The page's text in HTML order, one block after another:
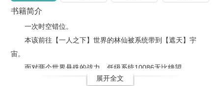
书籍简介
一次时空错位。
本该前往【一人之下】世界的林仙被系统带到【遮天】宇
宙。
面对两个世界悬殊的战力，低级系统10086无比绝望。
林仙露出一丝神秘的笑意，问道：”一起摆烂吗，一起薅主系
展开全文